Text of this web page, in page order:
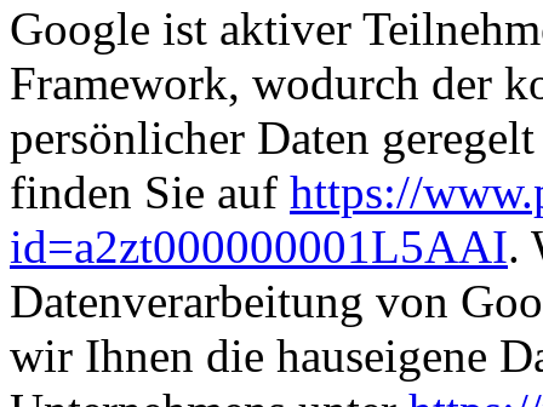
Google ist aktiver
Framework, wodurch der
persönlicher Daten
finden Sie auf https://
id=a2zt000000001L5AAI.
Datenverarbeitung von
wir Ihnen die hauseigene